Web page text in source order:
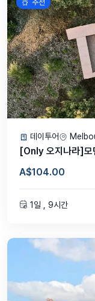
✨ 특별히 엄선한 히든
- '놀러와 시드니'가 엄
잊지못할 블루마운틴
와 시드니' 베테랑 가
다.
일일관광 출발지인 릿
목 5% 할인해 드리는
을 드립니다. 당일 투
⚡️ 일행이지만 각자 결
으로 안내 부탁드립니
즐거운 여행 하실수 있
추천
데이투어
[Only 오지나라]모
A$104.00
1일 , 9시간